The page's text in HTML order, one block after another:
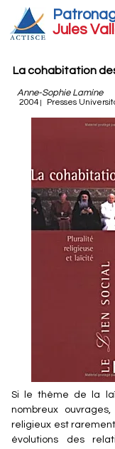
Jules
La cohabitation
Anne-Sophie Lamine
2004 Presses
Si le thème de la
nombreux
religieux est
évolutions des